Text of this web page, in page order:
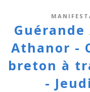
Athanor -
breton à
-